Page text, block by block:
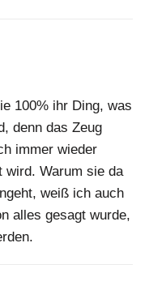
100% ihr Ding, was
denn das Zeug
immer wieder
wird. Warum sie da
weiß ich auch
alles gesagt wurde,